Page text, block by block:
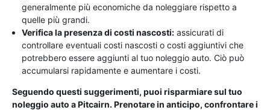
generalmente più economiche da noleggiare rispetto a
quelle più grandi.
Verifica la presenza di costi nascosti: assicurati di
controllare eventuali costi nascosti o costi aggiuntivi che
potrebbero essere aggiunti al tuo noleggio auto. Ciò può
accumularsi rapidamente e aumentare i costi.
Seguendo questi suggerimenti, puoi risparmiare sul tuo
noleggio auto a Pitcairn. Prenotare in anticipo, confrontare i